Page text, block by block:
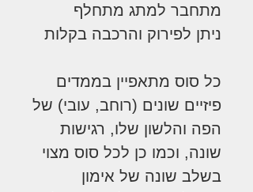
מתחבר למתג מתחלף
ניתן לפירוק והרכבה בקלות
כל סוס מתאפיין בממדים
פיזיים שונים (רוחב, עובי) של
הפה והלשון שלו, רגישות
שונה, וכמו כן לכל סוס מצוי
בשלב שונה של אימון